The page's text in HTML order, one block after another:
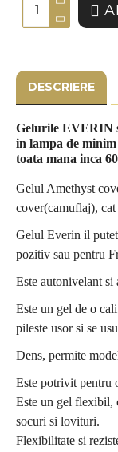
DESCRIERE
Gelurile EVERIN
in lampa de minim
toata mana inca
Gelul Amethyst
cover(camuflaj),
Gelul Everin il
pozitiv sau pentru
Este autonivelant si
Este un gel de o
pileste usor si se
Dens, permite
Este potrivit pentru
Este un gel flexibil,
socuri si lovituri.
Flexibilitate si